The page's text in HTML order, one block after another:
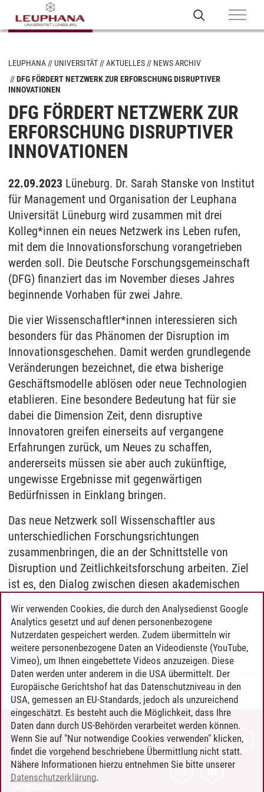
LEUPHANA UNIVERSITÄT AKTUELLES
NEWS ARCHIV
DFG FÖRDERT NETZWERK ZUR ERFORSCHUNG DISRUPTIVER
INNOVATIONEN
DFG FÖRDERT NETZWERK ZUR
ERFORSCHUNG DISRUPTIVER
INNOVATIONEN
22.09.2023 Lüneburg. Dr. Sarah Stanske von Institut
für Management und Organisation der Leuphana
Universität Lüneburg wird zusammen mit drei
Kolleg*innen ein neues Netzwerk ins Leben rufen,
mit dem die Innovationsforschung vorangetrieben
werden soll. Die Deutsche Forschungsgemeinschaft
(DFG) finanziert das im November dieses Jahres
beginnende Vorhaben für zwei Jahre.
Die vier Wissenschaftler*innen interessieren sich
besonders für das Phänomen der Disruption im
Innovationsgeschehen. Damit werden grundlegende
Veränderungen bezeichnet, die etwa bisherige
Geschäftsmodelle ablösen oder neue Technologien
etablieren. Eine besondere Bedeutung hat für sie
dabei die Dimension Zeit, denn disruptive
Innovatoren greifen einerseits auf vergangene
Erfahrungen zurück, um Neues zu schaffen,
andererseits müssen sie aber auch zukünftige,
ungewisse Ergebnisse mit gegenwärtigen
Bedürfnissen in Einklang bringen.
Das neue Netzwerk soll Wissenschaftler aus
unterschiedlichen Forschungsrichtungen
zusammenbringen, die an der Schnittstelle von
Disruption und Zeitlichkeitsforschung arbeiten. Ziel
ist es, den Dialog zwischen diesen akademischen
Disruption besser zu verstehen.
Henning Zühlsdorff/22.09.2023
KONTAKT
LEUPHANA ALS ARBEITGEBER
INTRANET
Wir verwenden Cookies, die durch den Analysedienst Google
Analytics gesetzt und auf denen personenbezogene
Nutzerdaten gespeichert werden. Zudem übermitteln wir
weitere personenbezogene Daten an Videodienste (YouTube,
Vimeo), um Ihnen eingebettete Videos anzuzeigen. Diese
Daten werden unter anderem in die USA übermittelt. Der
Europäische Gerichtshof hat das Datenschutzniveau in den
USA, gemessen an EU-Standards, jedoch als unzureichend
eingeschätzt. Es besteht auch die Möglichkeit, dass Ihre
Daten dann durch US-Behörden verarbeitet werden können.
Wenn Sie auf "Nur notwendige Cookies verwenden" klicken,
findet die vorgehend beschriebene Übermittlung nicht statt.
Nähere Informationen hierzu entnehmen Sie bitte unserer
Datenschutzerklärung.